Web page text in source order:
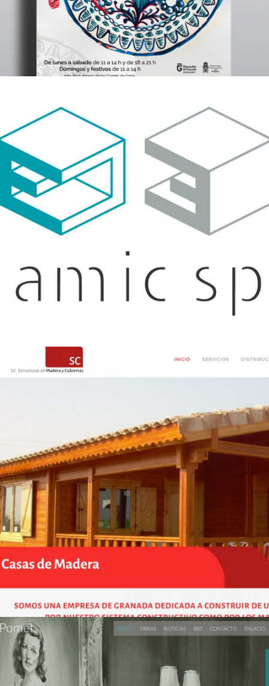
E3 Dynamic – Página Web
Solución constructiva
Diseño Web